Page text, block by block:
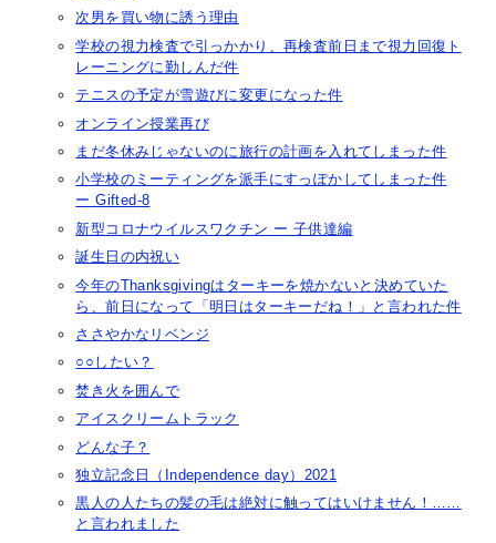
次男を買い物に誘う理由
学校の視力検査で引っかかり、再検査前日まで視力回復ト
レーニングに勤しんだ件
テニスの予定が雪遊びに変更になった件
オンライン授業再び
まだ冬休みじゃないのに旅行の計画を入れてしまった件
小学校のミーティングを派手にすっぽかしてしまった件
ー Gifted-8
新型コロナウイルスワクチン ー 子供達編
誕生日の内祝い
今年のThanksgivingはターキーを焼かないと決めていた
ら、前日になって「明日はターキーだね！」と言われた件
ささやかなリベンジ
○○したい？
焚き火を囲んで
アイスクリームトラック
どんな子？
独立記念日（Independence day）2021
黒人の人たちの髪の毛は絶対に触ってはいけません！……
と言われました